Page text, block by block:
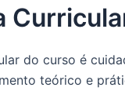
do curso é
teórico e